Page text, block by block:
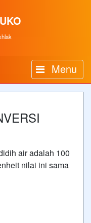
Menu
air adalah 100
nilai ini sama